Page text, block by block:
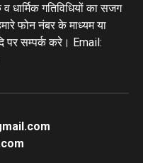
धार्मिक गतिविधियों का सजग
फोन नंबर के माध्यम या
सम्पर्क करे। Email: